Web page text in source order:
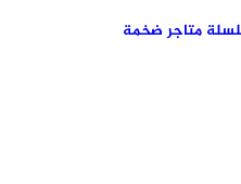
متاجر ضخمة